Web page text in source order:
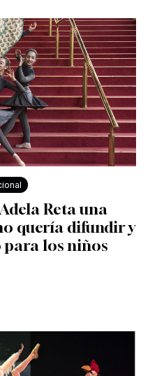
Reta una
quería difundir y
para los niños